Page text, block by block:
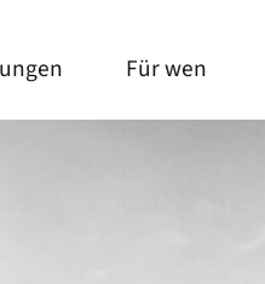
Für wen